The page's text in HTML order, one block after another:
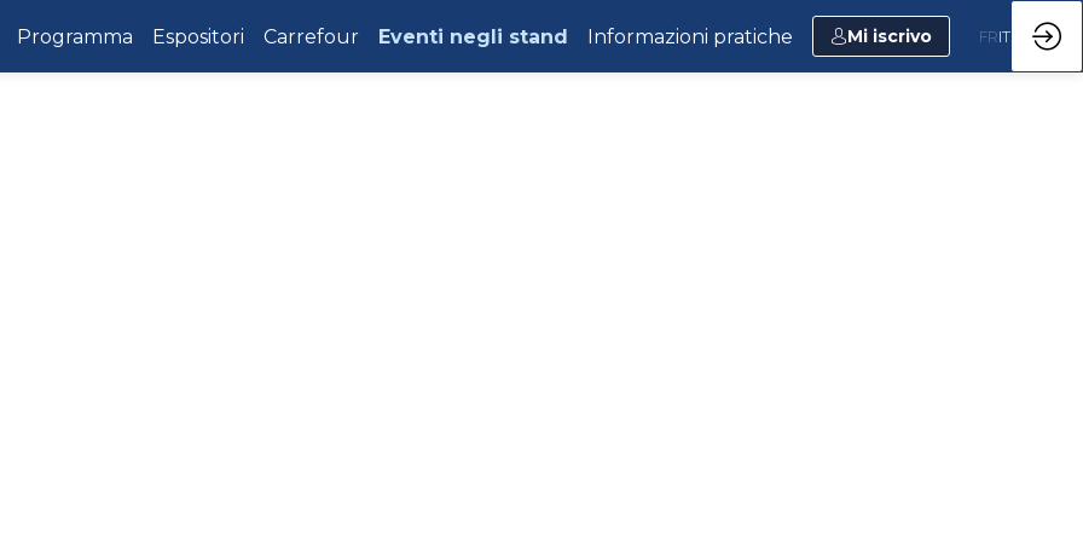
Programma Espositori Carrefour Eventi negli stand Informazioni pratiche Mi iscrivo FRIT